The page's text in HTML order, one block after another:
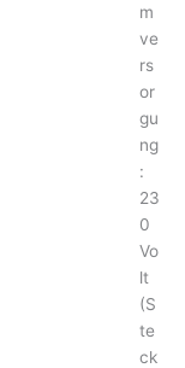
m
ve
rs
or
gu
ng
:
23
0
Vo
lt
(S
te
ck